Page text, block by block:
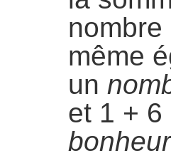
même
un
et 1 +
bonheur